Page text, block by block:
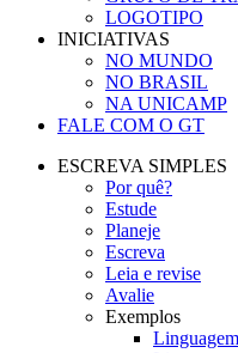
LOGOTIPO
INICIATIVAS
NO MUNDO
NO BRASIL
NA UNICAMP
FALE COM O GT
ESCREVA SIMPLES
Por quê?
Estude
Planeje
Escreva
Leia e revise
Avalie
Exemplos